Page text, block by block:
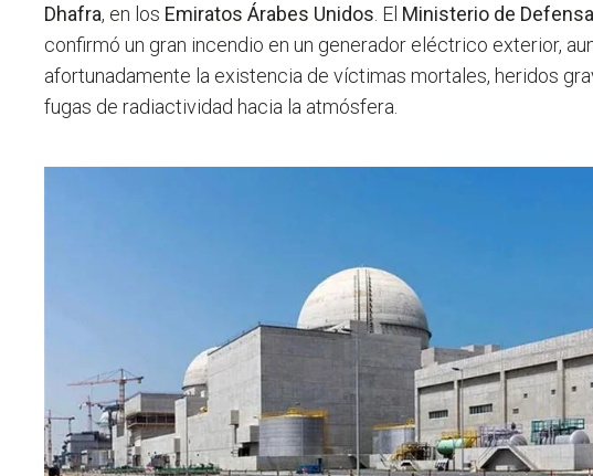
Dhafra, en los Emiratos Árabes Unidos . El Ministerio de Defensa
confirmó un gran incendio en un generador eléctrico exterior,
afortunadamente la existencia de víctimas mortales, heridos
fugas de radiactividad hacia la atmósfera.